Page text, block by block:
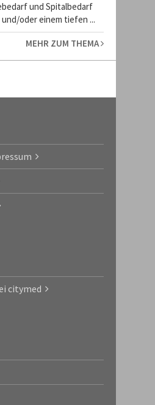
und Spitalbedarf
oder einem tiefen ...
MEHR ZUM THEMA
citymed